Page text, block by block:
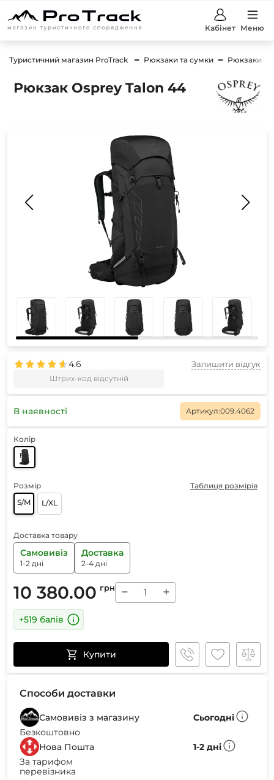
Кабінет Меню
Туристичний магазин ProTrack Рюкзаки та сумки Рюкзаки
Рюкзак Osprey Talon 44
4.6
Штрих-код відсутній
Залишити відгук
В наявності Артикул:009.4062
Колір
Розмір
Таблиця розмірів
S/M
L/XL
Доставка товару
Самовивіз
1-2 дні
Доставка
2-4 дні
10 380.00 грн − +
+519 балів
Купити
Способи доставки
Самовивіз з магазину
Сьогодні
Безкоштовно
Нова Пошта
1-2 дні
За тарифом
перевізника